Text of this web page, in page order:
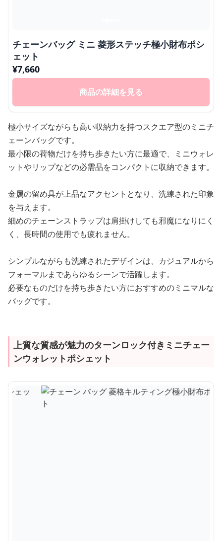
チェーンバッグ ミニ 菱形ステッチ極小財布ポシ
ェット
¥7,660
商品の詳細を見る
極小サイズながらも高い収納力を持つスクエア型のミニチ
ェーンバッグです。
最小限の荷物だけを持ち歩きたい方に最適で、ミニウォレ
ットやリップなどの必需品をコンパクトに収納できます。
金属の留め具が上品なアクセントとなり、洗練された印象
を与えます。
細めのチェーンストラップは肩掛けしても邪魔になりにく
く、長時間の使用でも疲れません。
シンプルながらも洗練されたデザインは、カジュアルから
フォーマルまであらゆるシーンで活躍します。
必要なものだけを持ち歩きたい方におすすめのミニマルな
バッグです。
上質な質感が魅力のターンロック付きミニチェー
ンウォレットポシェット